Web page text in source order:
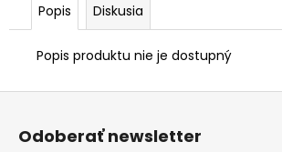
Popis Diskusia
Popis produktu nie je dostupný
Z
Odoberať newsletter